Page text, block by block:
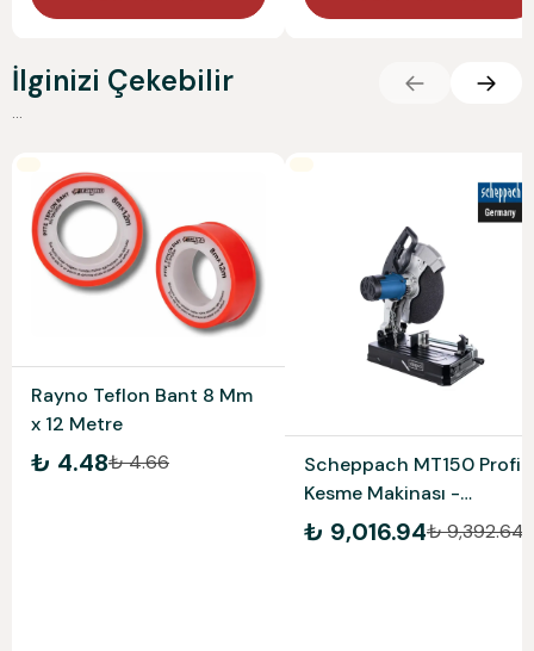
İlginizi Çekebilir
...
Rayno Teflon Bant 8 Mm
x 12 Metre
₺ 4.48₺ 4.66
Scheppach MT150 Profil
Kesme Makinası -
5903703901
₺ 9,016.94₺ 9,392.64